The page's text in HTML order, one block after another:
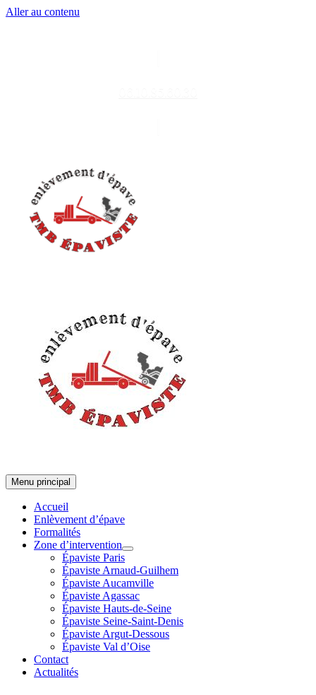
Aller au contenu
Menu principal
Accueil
Enlèvement d’épave
Formalités
Zone d’intervention
Épaviste Paris
Épaviste Arnaud-Guilhem
Épaviste Aucamville
Épaviste Agassac
Épaviste Hauts-de-Seine
Épaviste Seine-Saint-Denis
Épaviste Argut-Dessous
Épaviste Val d’Oise
Contact
Actualités